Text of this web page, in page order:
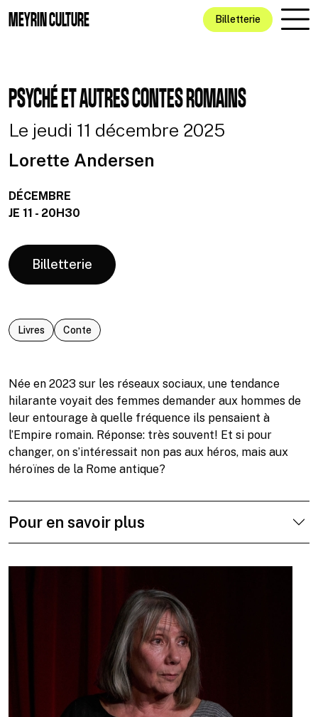
MEYRIN CULTURE Billetterie
PSYCHÉ ET AUTRES CONTES ROMAINS
Le jeudi 11 décembre 2025
Lorette Andersen
DÉCEMBRE
JE 11 - 20H30
Billetterie
Livres Conte
Née en 2023 sur les réseaux sociaux, une tendance
hilarante voyait des femmes demander aux hommes de
leur entourage à quelle fréquence ils pensaient à
l’Empire romain. Réponse: très souvent! Et si pour
changer, on s’intéressait non pas aux héros, mais aux
héroïnes de la Rome antique?
Pour en savoir plus